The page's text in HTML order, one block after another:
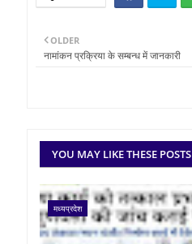
OLDER
नामांकन प्रक्रिया के सम्बन्ध में जानकारी
YOU MAY LIKE THESE POSTS
मध्यप्रदेश